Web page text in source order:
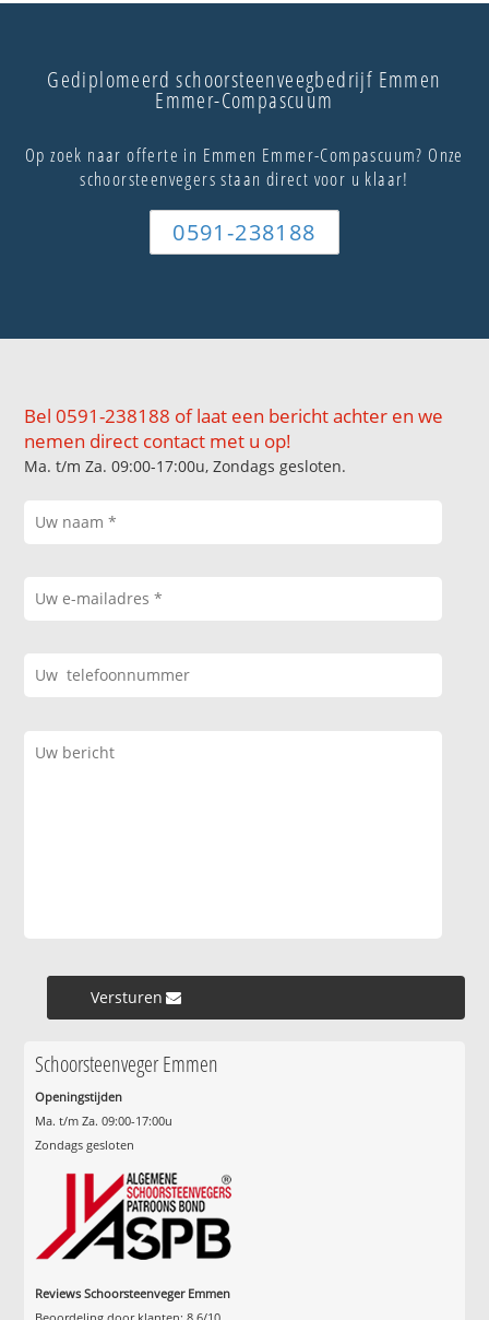
Gediplomeerd schoorsteenveegbedrijf Emmen
Emmer-Compascuum
Op zoek naar offerte in Emmen Emmer-Compascuum? Onze
schoorsteenvegers staan direct voor u klaar!
0591-238188
Bel 0591-238188 of laat een bericht achter en we
nemen direct contact met u op!
Ma. t/m Za. 09:00-17:00u, Zondags gesloten.
Versturen »
Schoorsteenveger Emmen
Openingstijden
Ma. t/m Za. 09:00-17:00u
Zondags gesloten
Reviews Schoorsteenveger Emmen